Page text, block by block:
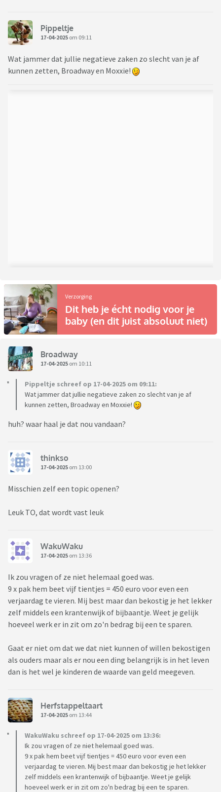
Pippeltje
17-04-2025 om 09:11
Wat jammer dat jullie negatieve zaken zo slecht van je af
kunnen zetten, Broadway en Moxxie!
Verzorging
Dit heb je écht nodig voor je
baby (en dit juist absoluut niet)
Broadway
17-04-2025 om 10:11
Pippeltje schreef op 17-04-2025 om 09:11:
Wat jammer dat jullie negatieve zaken zo slecht van je af
kunnen zetten, Broadway en Moxxie!
huh? waar haal je dat nou vandaan?
thinkso
17-04-2025 om 13:00
Misschien zelf een topic openen?
Leuk TO, dat wordt vast leuk
WakuWaku
17-04-2025 om 13:36
Ik zou vragen of ze niet helemaal goed was.
9 x pak hem beet vijf tientjes = 450 euro voor even een
verjaardag te vieren. Mij best maar dan bekostig je het lekker
zelf middels een krantenwijk of bijbaantje. Weet je gelijk
hoeveel werk er in zit om zo'n bedrag bij een te sparen.
Gaat er niet om dat we dat niet kunnen of willen bekostigen
als ouders maar als er nou een ding belangrijk is in het leven
dan is het wel je kinderen de waarde van geld meegeven.
Herfstappeltaart
17-04-2025 om 13:44
WakuWaku schreef op 17-04-2025 om 13:36:
Ik zou vragen of ze niet helemaal goed was.
9 x pak hem beet vijf tientjes = 450 euro voor even een
verjaardag te vieren. Mij best maar dan bekostig je het lekker
zelf middels een krantenwijk of bijbaantje. Weet je gelijk
hoeveel werk er in zit om zo'n bedrag bij een te sparen.